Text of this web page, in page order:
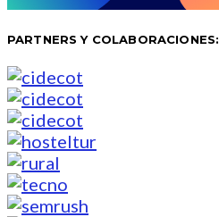
PARTNERS Y COLABORACIONES: